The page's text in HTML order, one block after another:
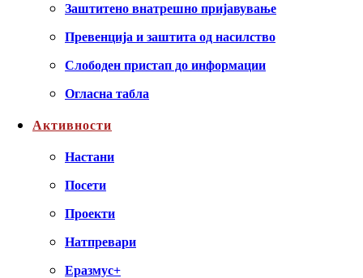
Заштитено внатрешно пријавување
Превенција и заштита од насилство
Слободен пристап до информации
Огласна табла
Активности
Настани
Посети
Проекти
Натпревари
Еразмус+